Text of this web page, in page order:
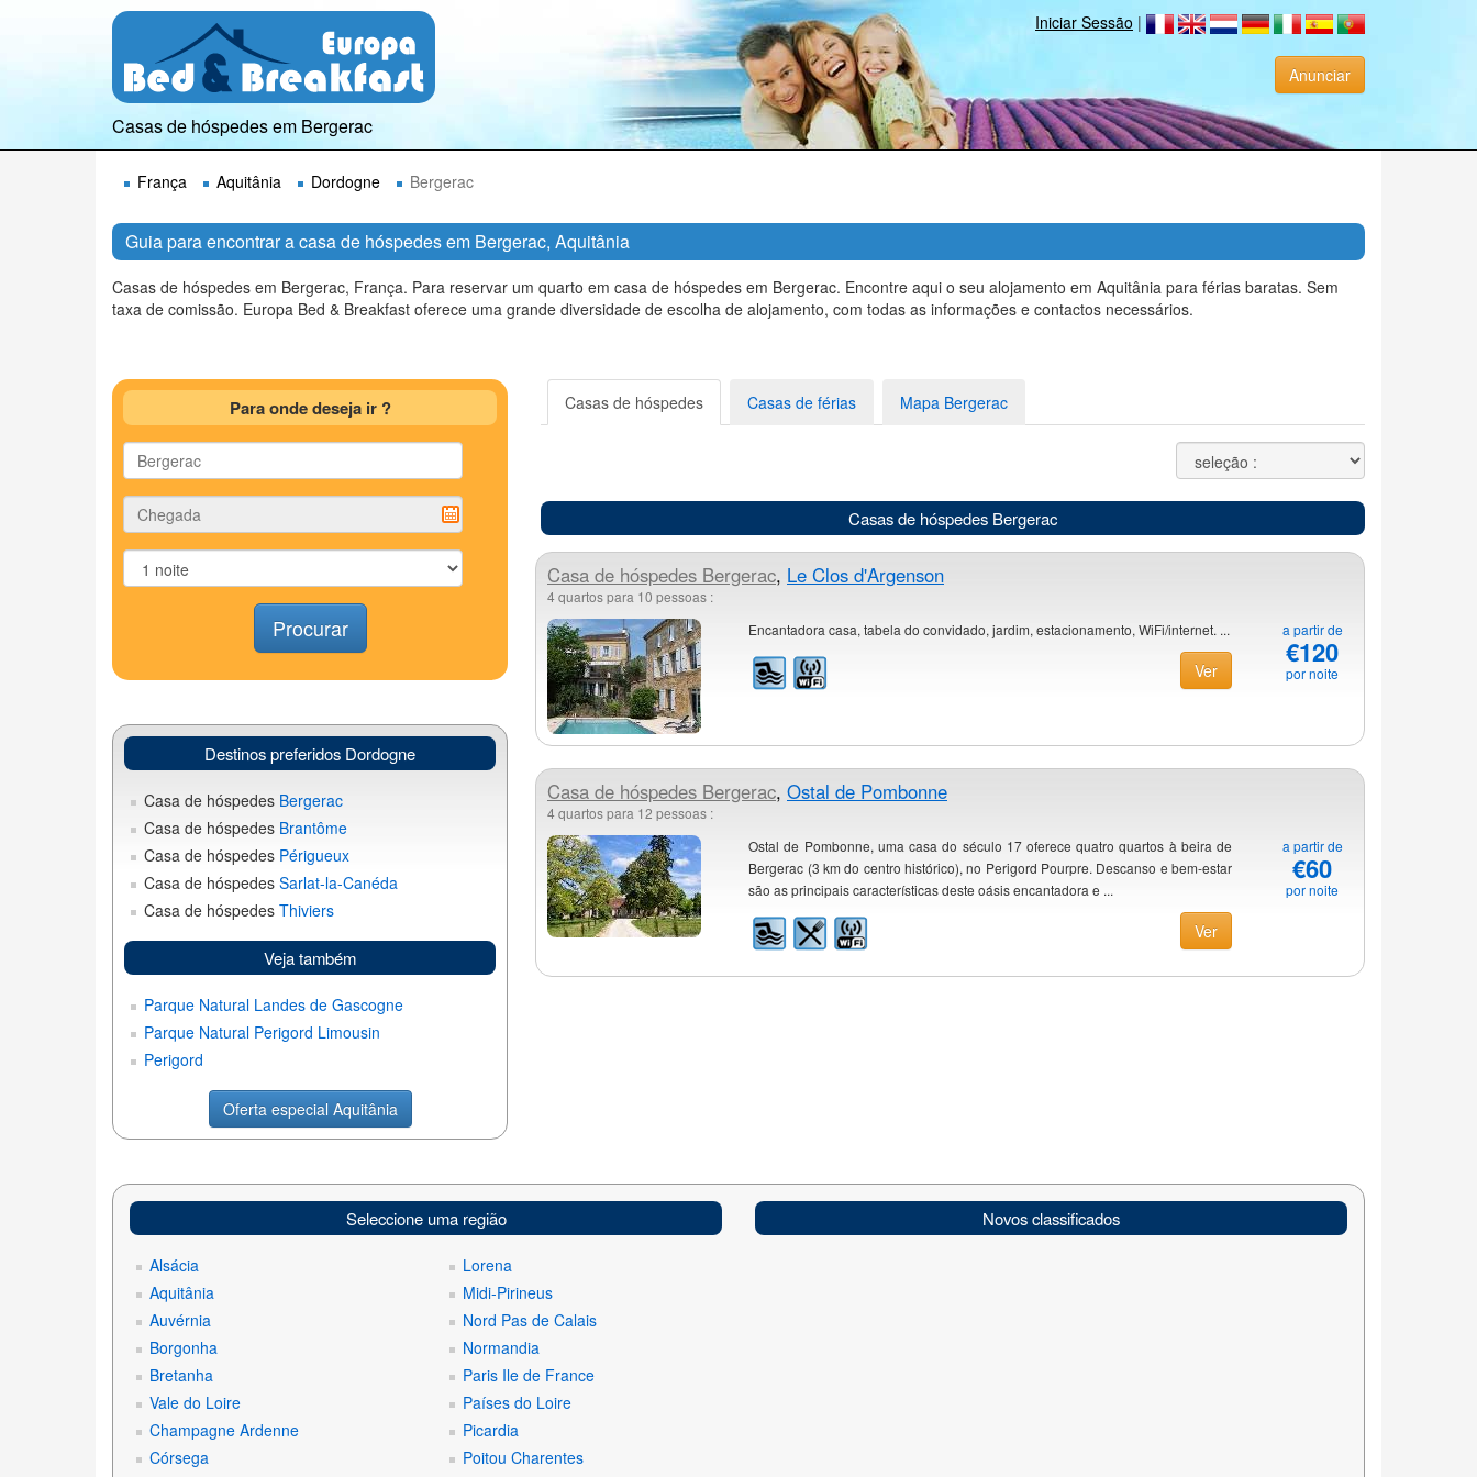
Iniciar Sessão |
Anunciar
Casas de hóspedes em Bergerac
França Aquitânia Dordogne Bergerac
Guia para encontrar a casa de hóspedes em Bergerac, Aquitânia
Casas de hóspedes em Bergerac, França. Para reservar um quarto em casa de hóspedes em Bergerac. Encontre aqui o seu alojamento em Aquitânia para férias baratas. Sem
taxa de comissão. Europa Bed & Breakfast oferece uma grande diversidade de escolha de alojamento, com todas as informações e contactos necessários.
Para onde deseja ir ?
Procurar
Destinos preferidos Dordogne
Casa de hóspedes Bergerac
Casa de hóspedes Brantôme
Casa de hóspedes Périgueux
Casa de hóspedes Sarlat-la-Canéda
Casa de hóspedes Thiviers
Veja também
Parque Natural Landes de Gascogne
Parque Natural Perigord Limousin
Perigord
Oferta especial Aquitânia
Casas de hóspedes Casas de férias Mapa Bergerac
Casas de hóspedes Bergerac
Casa de hóspedes Bergerac, Le Clos d'Argenson
4 quartos para 10 pessoas :
Encantadora casa, tabela do convidado, jardim, estacionamento, WiFi/internet. ...
Ver
a partir de
€120
por noite
Casa de hóspedes Bergerac, Ostal de Pombonne
4 quartos para 12 pessoas :
Ostal de Pombonne, uma casa do século 17 oferece quatro quartos à beira de
Bergerac (3 km do centro histórico), no Perigord Pourpre. Descanso e bem-estar
são as principais características deste oásis encantadora e ...
Ver
a partir de
€60
por noite
Seleccione uma região
Alsácia
Aquitânia
Auvérnia
Borgonha
Bretanha
Vale do Loire
Champagne Ardenne
Córsega
Lorena
Midi-Pirineus
Nord Pas de Calais
Normandia
Paris Ile de France
Países do Loire
Picardia
Poitou Charentes
Novos classificados